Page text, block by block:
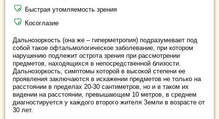
Быстрая утомляемость зрения
Косоглазие
Дальнозоркость (она же – гиперметропия) подразумевает под
собой такое офтальмологическое заболевание, при котором
нарушению подлежит острота зрения при рассмотрении
предметов, находящихся в непосредственной близости.
Дальнозоркость, симптомы которой в высокой степени ее
проявления заключаются в искажении предметов не только на
расстоянии в пределах 20-30 сантиметров, но и в таком их
видении на расстоянии, превышающем 10 метров, в среднем
диагностируется у каждого второго жителя Земли в возрасте от
30 лет.